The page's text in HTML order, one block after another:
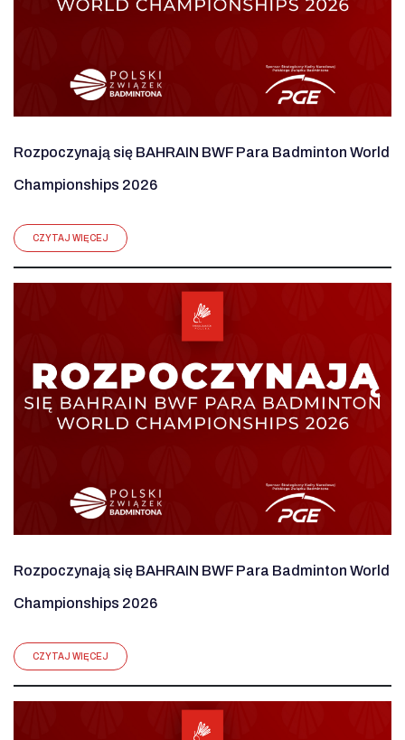
Rozpoczynają się BAHRAIN BWF Para Badminton World
Championships 2026
CZYTAJ WIĘCEJ
Rozpoczynają się BAHRAIN BWF Para Badminton World
Championships 2026
CZYTAJ WIĘCEJ